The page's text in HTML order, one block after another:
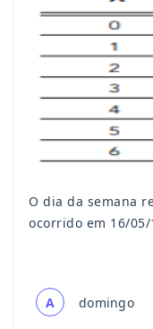
O dia da semana
ocorrido em 16/05/
A domingo